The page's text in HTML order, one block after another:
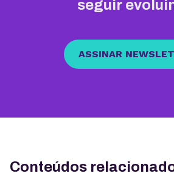
seguir
ASSINAR
Conteúdos